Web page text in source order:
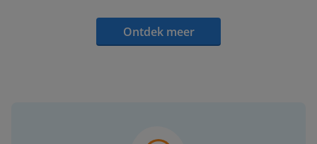
Ontdek meer